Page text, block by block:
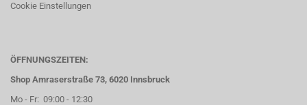
Cookie Einstellungen
ÖFFNUNGSZEITEN:
Shop Amraserstraße 73, 6020 Innsbruck
Mo - Fr: 09:00 - 12:30